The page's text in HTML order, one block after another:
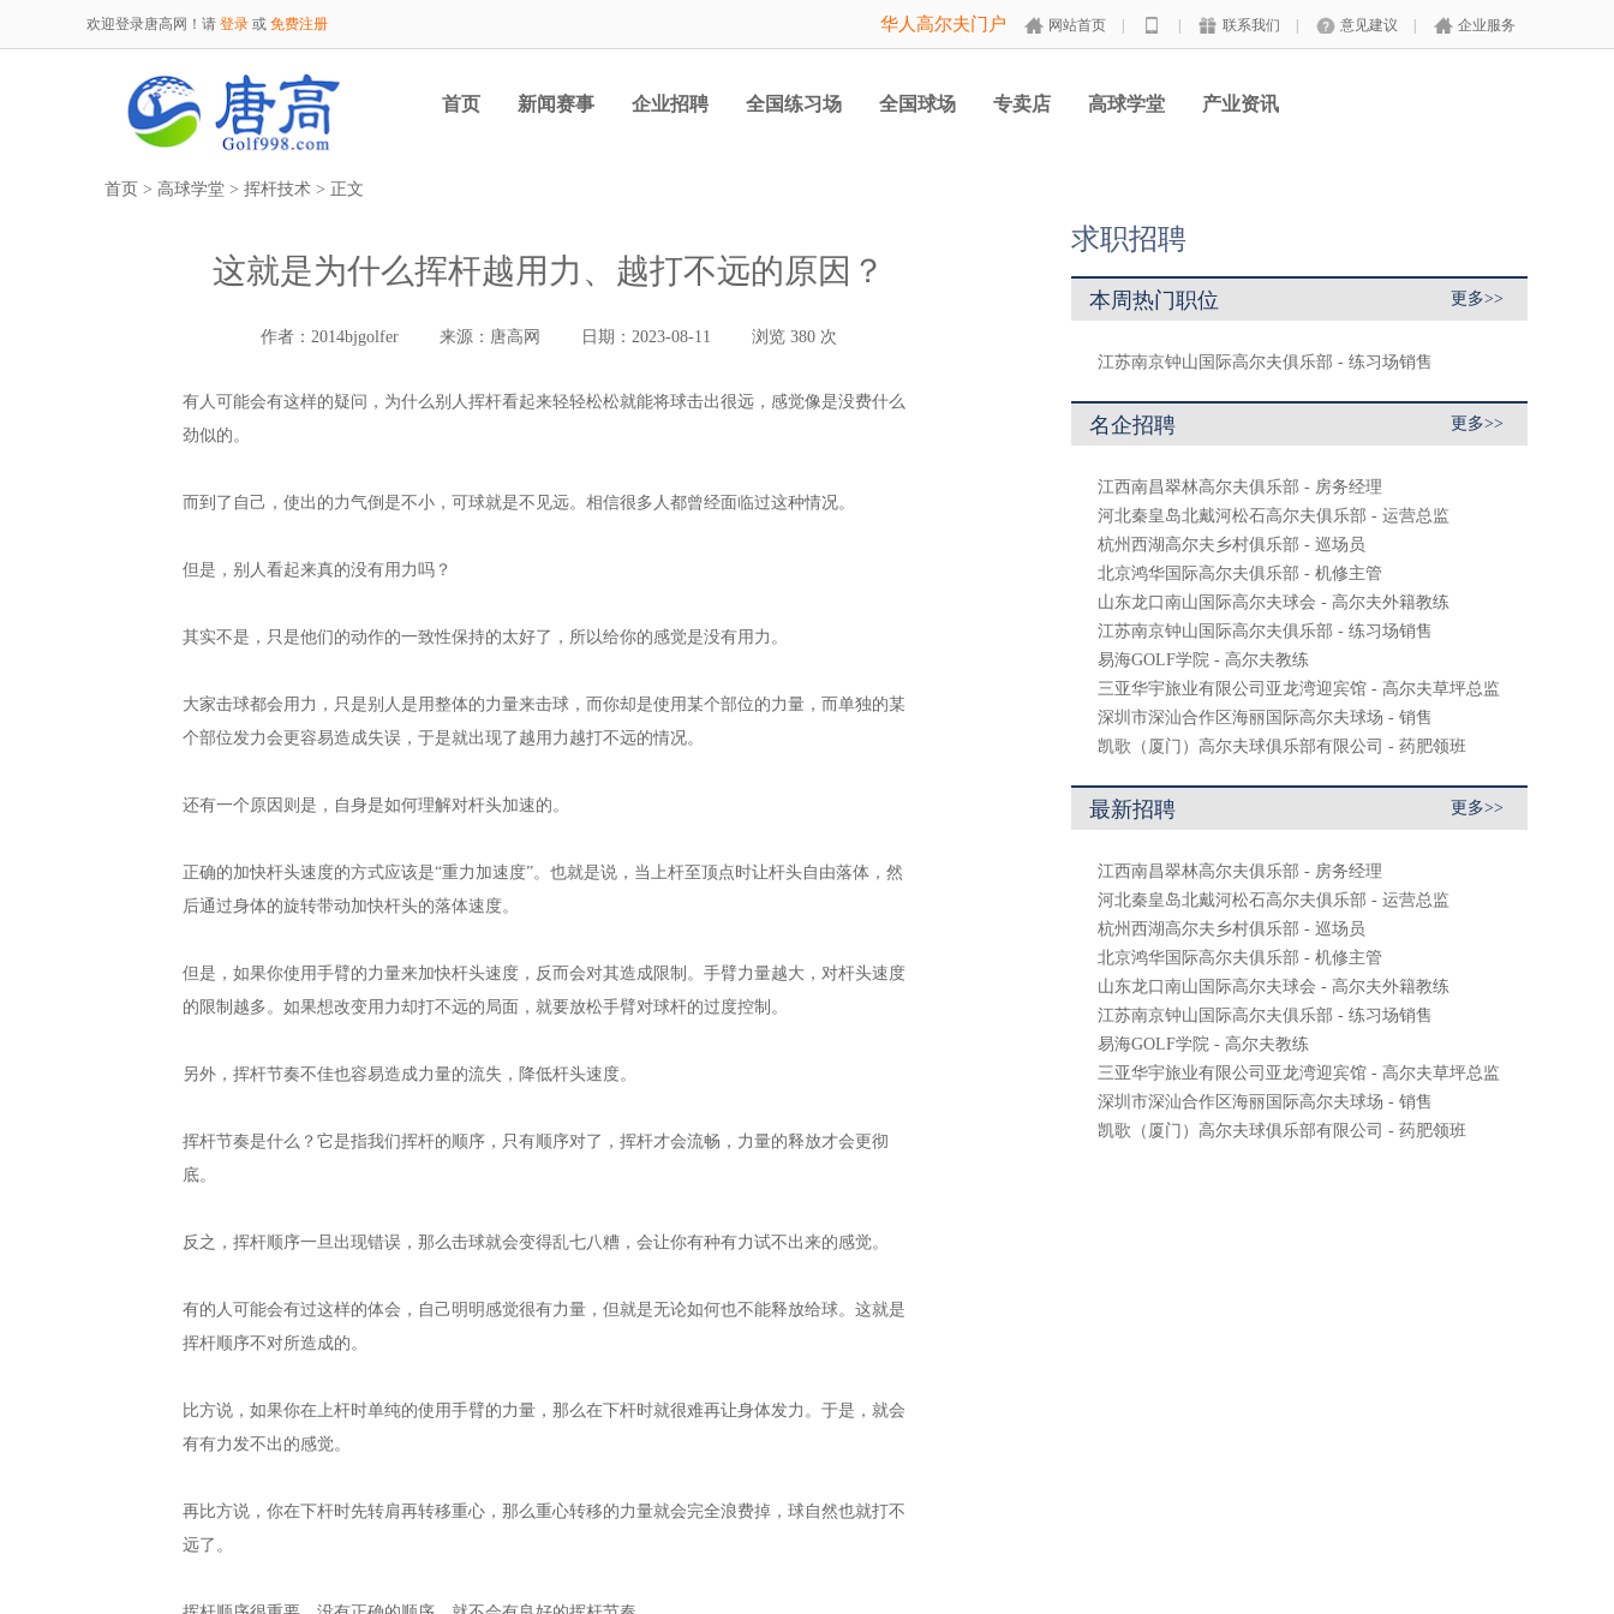
欢迎登录唐高网！请 登录 或 免费注册 华人高尔夫门户 网站首页 联系我们 意见建议 企业服务
首页 新闻赛事 企业招聘 全国练习场 全国球场 专卖店 高球学堂 产业资讯
首页 > 高球学堂 > 挥杆技术 > 正文
这就是为什么挥杆越用力、越打不远的原因？
作者：2014bjgolfer 来源：唐高网 日期：2023-08-11 浏览 380 次
有人可能会有这样的疑问，为什么别人挥杆看起来轻轻松松就能将球击出很远，感觉像是没费什么
劲似的。
而到了自己，使出的力气倒是不小，可球就是不见远。相信很多人都曾经面临过这种情况。
但是，别人看起来真的没有用力吗？
其实不是，只是他们的动作的一致性保持的太好了，所以给你的感觉是没有用力。
大家击球都会用力，只是别人是用整体的力量来击球，而你却是使用某个部位的力量，而单独的某
个部位发力会更容易造成失误，于是就出现了越用力越打不远的情况。
还有一个原因则是，自身是如何理解对杆头加速的。
正确的加快杆头速度的方式应该是“重力加速度”。也就是说，当上杆至顶点时让杆头自由落体，然
后通过身体的旋转带动加快杆头的落体速度。
但是，如果你使用手臂的力量来加快杆头速度，反而会对其造成限制。手臂力量越大，对杆头速度
的限制越多。如果想改变用力却打不远的局面，就要放松手臂对球杆的过度控制。
另外，挥杆节奏不佳也容易造成力量的流失，降低杆头速度。
挥杆节奏是什么？它是指我们挥杆的顺序，只有顺序对了，挥杆才会流畅，力量的释放才会更彻
底。
反之，挥杆顺序一旦出现错误，那么击球就会变得乱七八糟，会让你有种有力试不出来的感觉。
有的人可能会有过这样的体会，自己明明感觉很有力量，但就是无论如何也不能释放给球。这就是
挥杆顺序不对所造成的。
比方说，如果你在上杆时单纯的使用手臂的力量，那么在下杆时就很难再让身体发力。于是，就会
有有力发不出的感觉。
再比方说，你在下杆时先转肩再转移重心，那么重心转移的力量就会完全浪费掉，球自然也就打不
远了。
求职招聘
本周热门职位 更多>>
江苏南京钟山国际高尔夫俱乐部 - 练习场销售
名企招聘 更多>>
江西南昌翠林高尔夫俱乐部 - 房务经理
河北秦皇岛北戴河松石高尔夫俱乐部 - 运营总监
杭州西湖高尔夫乡村俱乐部 - 巡场员
北京鸿华国际高尔夫俱乐部 - 机修主管
山东龙口南山国际高尔夫球会 - 高尔夫外籍教练
江苏南京钟山国际高尔夫俱乐部 - 练习场销售
易海GOLF学院 - 高尔夫教练
三亚华宇旅业有限公司亚龙湾迎宾馆 - 高尔夫草坪总监
深圳市深汕合作区海丽国际高尔夫球场 - 销售
凯歌（厦门）高尔夫球俱乐部有限公司 - 药肥领班
最新招聘 更多>>
江西南昌翠林高尔夫俱乐部 - 房务经理
河北秦皇岛北戴河松石高尔夫俱乐部 - 运营总监
杭州西湖高尔夫乡村俱乐部 - 巡场员
北京鸿华国际高尔夫俱乐部 - 机修主管
山东龙口南山国际高尔夫球会 - 高尔夫外籍教练
江苏南京钟山国际高尔夫俱乐部 - 练习场销售
易海GOLF学院 - 高尔夫教练
三亚华宇旅业有限公司亚龙湾迎宾馆 - 高尔夫草坪总监
深圳市深汕合作区海丽国际高尔夫球场 - 销售
凯歌（厦门）高尔夫球俱乐部有限公司 - 药肥领班